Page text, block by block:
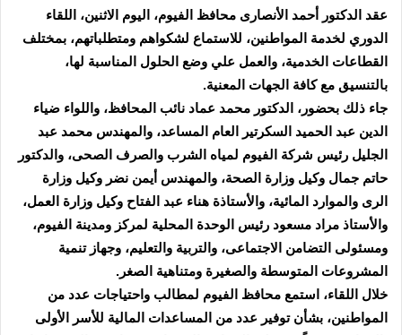
عقد الدكتور أحمد الأنصارى محافظ الفيوم، اليوم الاثنين، اللقاء
الدوري لخدمة المواطنين، للاستماع لشكواهم ومتطلباتهم، بمختلف
القطاعات الخدمية، والعمل علي وضع الحلول المناسبة لها،
بالتنسيق مع كافة الجهات المعنية.
جاء ذلك بحضور، الدكتور محمد عماد نائب المحافظ، واللواء ضياء
الدين عبد الحميد السكرتير العام المساعد، والمهندس محمد عبد
الجليل رئيس شركة الفيوم لمياه الشرب والصرف الصحى، والدكتور
حاتم جمال وكيل وزارة الصحة، والمهندس أيمن نضر وكيل وزارة
الرى والموارد المائية، والأستاذة هناء عبد الفتاح وكيل وزارة العمل،
والأستاذ مراد مسعود رئيس الوحدة المحلية لمركز ومدينة الفيوم،
ومسئولى التضامن الاجتماعى، والتربية والتعليم، وجهاز تنمية
المشروعات المتوسطة والصغيرة ومتناهية الصغر.
خلال اللقاء، استمع محافظ الفيوم لمطالب واحتياجات عدد من
المواطنين، بشأن توفير عدد من المساعدات المالية للأسر الأولى